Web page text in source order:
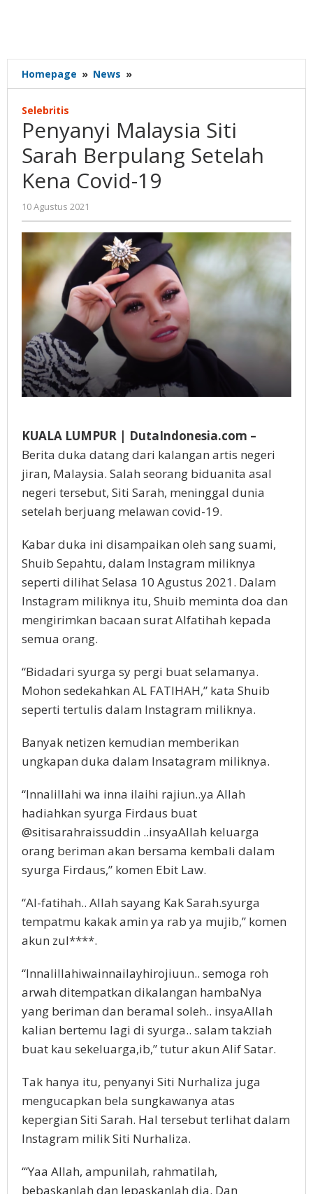
Homepage » News »
Malaysia
Berpulang
Setelah
Kena
Covid-
19
Selebritis
Penyanyi Malaysia Siti
Sarah Berpulang Setelah
Kena Covid-19
10 Agustus 2021
Nilna
Niswah
KUALA LUMPUR | DutaIndonesia.com –
Berita duka datang dari kalangan artis negeri
jiran, Malaysia. Salah seorang biduanita asal
negeri tersebut, Siti Sarah, meninggal dunia
setelah berjuang melawan covid-19.
Kabar duka ini disampaikan oleh sang suami,
Shuib Sepahtu, dalam Instagram miliknya
seperti dilihat Selasa 10 Agustus 2021. Dalam
Instagram miliknya itu, Shuib meminta doa dan
mengirimkan bacaan surat Alfatihah kepada
semua orang.
“Bidadari syurga sy pergi buat selamanya.
Mohon sedekahkan AL FATIHAH,” kata Shuib
seperti tertulis dalam Instagram miliknya.
Banyak netizen kemudian memberikan
ungkapan duka dalam Insatagram miliknya.
“Innalillahi wa inna ilaihi rajiun..ya Allah
hadiahkan syurga Firdaus buat
@sitisarahraissuddin ..insyaAllah keluarga
orang beriman akan bersama kembali dalam
syurga Firdaus,” komen Ebit Law.
“Al-fatihah.. Allah sayang Kak Sarah.syurga
tempatmu kakak amin ya rab ya mujib,” komen
akun zul****.
“Innalillahiwainnailayhirojiuun.. semoga roh
arwah ditempatkan dikalangan hambaNya
yang beriman dan beramal soleh.. insyaAllah
kalian bertemu lagi di syurga.. salam takziah
buat kau sekeluarga,ib,” tutur akun Alif Satar.
Tak hanya itu, penyanyi Siti Nurhaliza juga
mengucapkan bela sungkawanya atas
kepergian Siti Sarah. Hal tersebut terlihat dalam
Instagram milik Siti Nurhaliza.
“‘Yaa Allah, ampunilah, rahmatilah,
bebaskanlah dan lepaskanlah dia. Dan